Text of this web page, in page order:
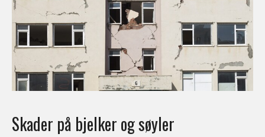
Skader på bjelker og søyler